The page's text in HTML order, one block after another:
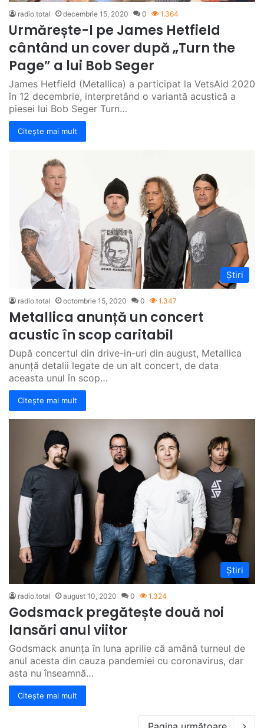
radio.total decembrie 15, 2020 0 1.364
Urmărește-l pe James Hetfield
cântând un cover după „Turn the
Page” a lui Bob Seger
James Hetfield (Metallica) a participat la VetsAid 2020
în 12 decembrie, interpretând o variantă acustică a
piesei lui Bob Seger Turn…
Citește mai mult
Știri
radio.total octombrie 15, 2020 0 1.347
Metallica anunță un concert
acustic în scop caritabil
După concertul din drive-in-uri din august, Metallica
anunță detalii legate de un alt concert, de data
aceasta unul în scop…
Citește mai mult
Știri
radio.total august 10, 2020 0 1.324
Godsmack pregătește două noi
lansări anul viitor
Godsmack anunța în luna aprilie că amână turneul de
anul acesta din cauza pandemiei cu coronavirus, dar
asta nu înseamnă…
Citește mai mult